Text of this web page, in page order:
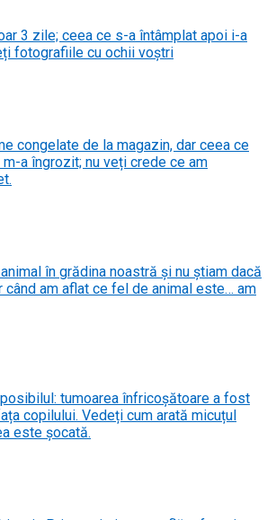
3 zile; ceea ce s-a întâmplat apoi i-a
fotografiile cu ochii voștri
congelate de la magazin, dar ceea ce
a îngrozit; nu veți crede ce am
în grădina noastră și nu știam dacă
când am aflat ce fel de animal este… am
tumoarea înfricoșătoare a fost
copilului. Vedeți cum arată micuțul
este șocată.